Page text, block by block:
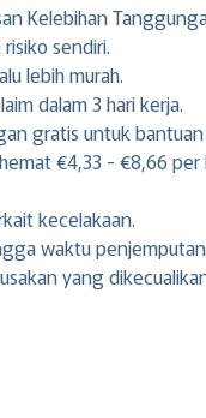
Kelebihan
sendiri.
lebih murah.
dalam 3 hari kerja.
gratis untuk
€4,33 - €8,66 per
kecelakaan.
waktu
yang